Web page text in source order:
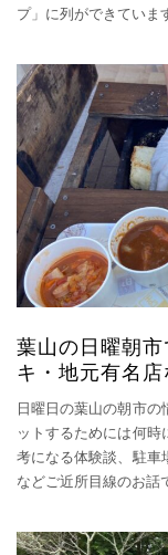
プ」に列ができていま
葉山の日曜朝
キ・地元有名
日曜日の葉山の朝市
ットするためには何
考になる体験談、駐車
などご近所目線のお話